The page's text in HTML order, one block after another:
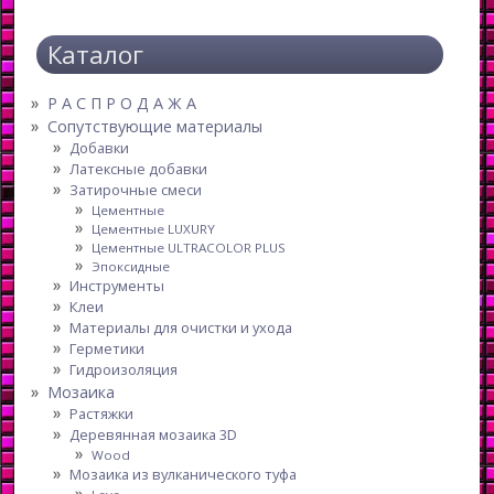
Каталог
Р А С П Р О Д А Ж А
Сопутствующие материалы
Добавки
Латексные добавки
Затирочные смеси
Цементные
Цементные LUXURY
Цементные ULTRACOLOR PLUS
Эпоксидные
Инструменты
Клеи
Материалы для очистки и ухода
Герметики
Гидроизоляция
Мозаика
Растяжки
Деревянная мозаика 3D
Wood
Мозаика из вулканического туфа